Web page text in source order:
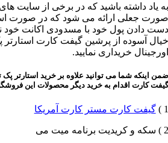
به یاد داشته باشید که در برخی از سایت
صورت جعلی ارائه می شود که در صورت
دست دادن پول خود با مسدودی اکانت خود
خیال آسوده از پرشین گیفت کارت استارتر
اورجینال خریداری نمایید.
ضمن اینکه شما می توانید علاوه بر خرید استارتر
گیفت کارت اقدام به خرید دیگر محصولات این فروشگاه
1 ) گیفت کارت مستر کارت آمریکا
2 ) سکه و کریدیت برنامه میت می